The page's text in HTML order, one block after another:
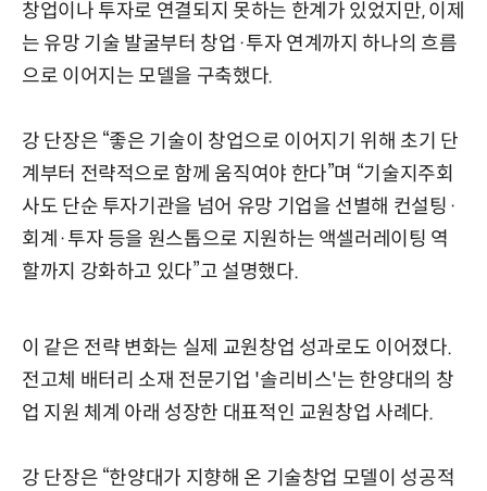
창업이나 투자로 연결되지 못하는 한계가 있었지만, 이제
는 유망 기술 발굴부터 창업·투자 연계까지 하나의 흐름
으로 이어지는 모델을 구축했다.
강 단장은 “좋은 기술이 창업으로 이어지기 위해 초기 단
계부터 전략적으로 함께 움직여야 한다”며 “기술지주회
사도 단순 투자기관을 넘어 유망 기업을 선별해 컨설팅·
회계·투자 등을 원스톱으로 지원하는 액셀러레이팅 역
할까지 강화하고 있다”고 설명했다.
이 같은 전략 변화는 실제 교원창업 성과로도 이어졌다.
전고체 배터리 소재 전문기업 '솔리비스'는 한양대의 창
업 지원 체계 아래 성장한 대표적인 교원창업 사례다.
강 단장은 “한양대가 지향해 온 기술창업 모델이 성공적